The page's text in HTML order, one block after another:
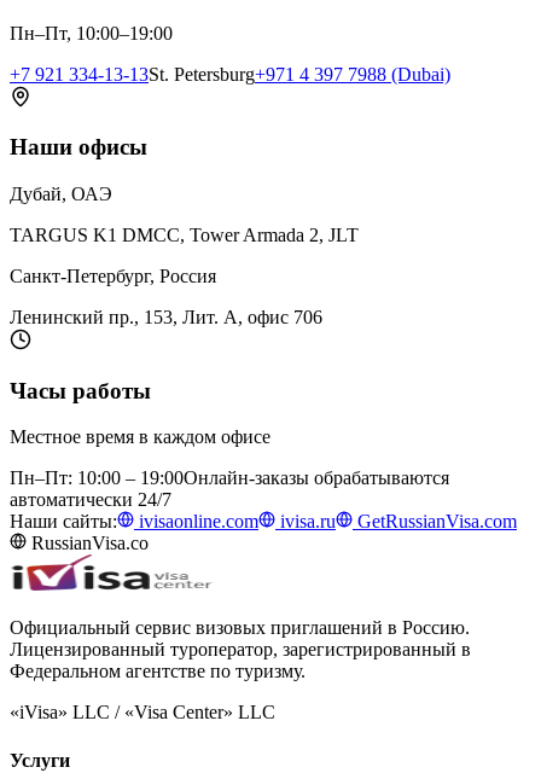
Пн–Пт, 10:00–19:00
+7 921 334-13-13St. Petersburg+971 4 397 7988 (Dubai)
Наши офисы
Дубай, ОАЭ
TARGUS K1 DMCC, Tower Armada 2, JLT
Санкт-Петербург, Россия
Ленинский пр., 153, Лит. А, офис 706
Часы работы
Местное время в каждом офисе
Пн–Пт: 10:00 – 19:00Онлайн-заказы обрабатываются
автоматически 24/7
Наши сайты:
ivisaonline.com ivisa.ru
GetRussianVisa.com
RussianVisa.co
Официальный сервис визовых приглашений в Россию.
Лицензированный туроператор, зарегистрированный в
Федеральном агентстве по туризму.
«iVisa» LLC / «Visa Center» LLC
Услуги